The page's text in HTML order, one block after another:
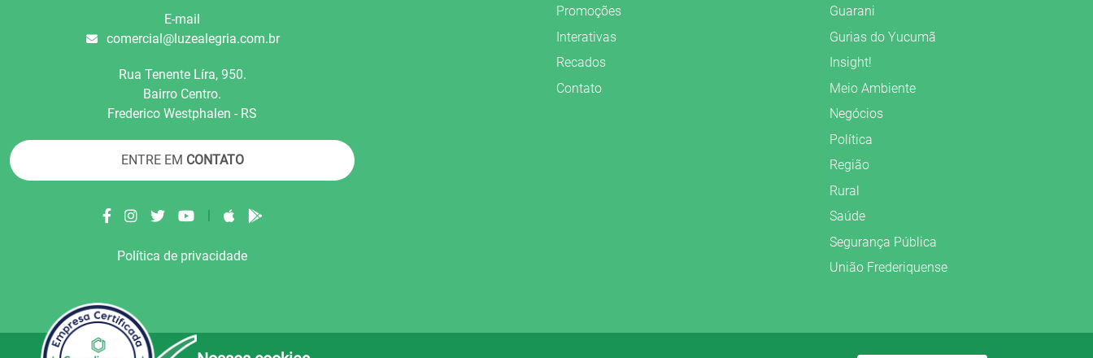
E-mail
comercial@luzealegria.com.br
Rua Tenente Líra, 950.
Bairro Centro.
Frederico Westphalen - RS
ENTRE EM CONTATO
|
Política de privacidade
Promoções
Interativas
Recados
Contato
Guarani
Gurias do Yucumã
Insight!
Meio Ambiente
Negócios
Política
Região
Rural
Saúde
Segurança Pública
União Frederiquense